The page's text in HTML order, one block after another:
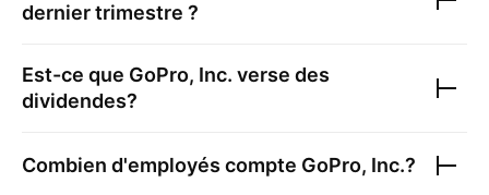
dernier trimestre ?
Est-ce que GoPro, Inc. verse des
dividendes?
Combien d'employés compte GoPro, Inc.?